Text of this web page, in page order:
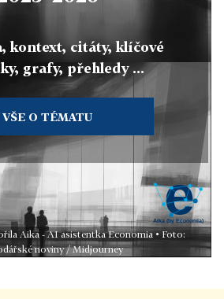
kontext, citáty, klíčové
grafy, přehledy ...
VŠE O TÉMATU
Aika - AI asistentka Economia • Foto:
noviny / Midjourney